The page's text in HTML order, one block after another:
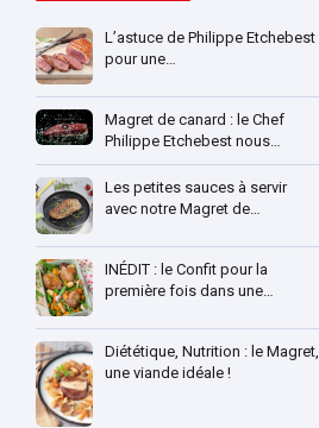
L’astuce de Philippe Etchebest
pour une…
Magret de canard : le Chef
Philippe Etchebest nous…
Les petites sauces à servir
avec notre Magret de…
INÉDIT : le Confit pour la
première fois dans une…
Diététique, Nutrition : le Magret,
une viande idéale !